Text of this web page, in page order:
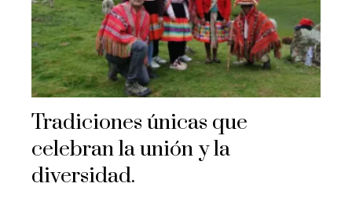
Tradiciones únicas que
celebran la unión y la
diversidad.